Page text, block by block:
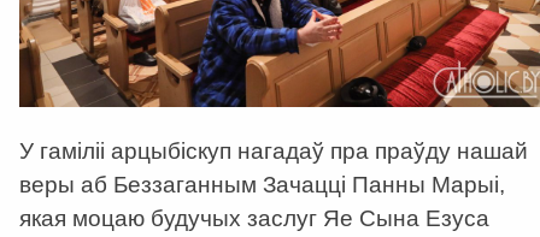
У гаміліі арцыбіскуп нагадаў пра праўду нашай
веры аб Беззаганным Зачацці Панны Марыі,
якая моцаю будучых заслуг Яе Сына Езуса